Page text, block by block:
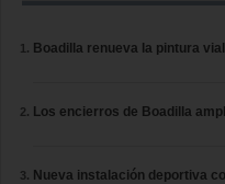
Boadilla renueva la pintura
Los encierros de Boadilla
Nueva instalación deportiva